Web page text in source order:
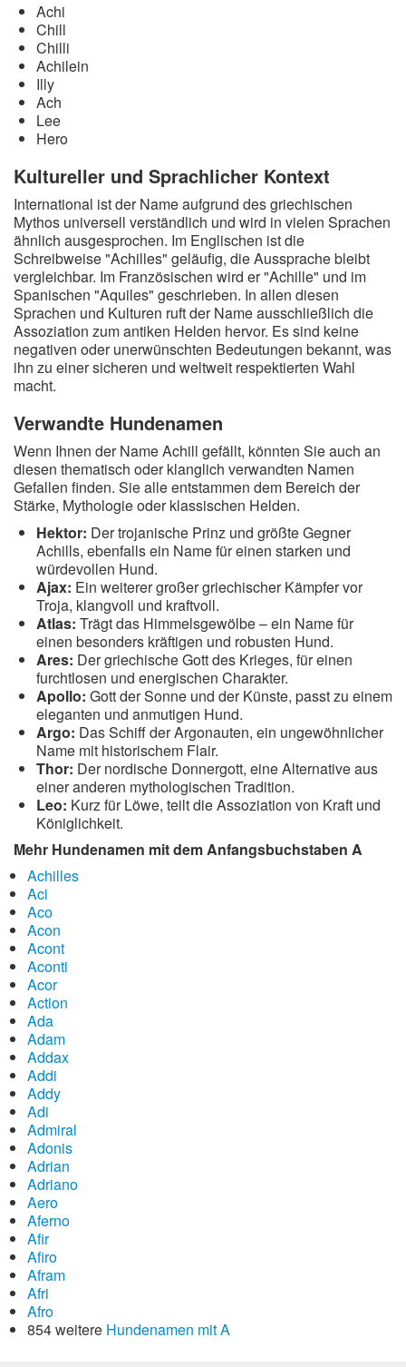
Achi
Chill
Chilli
Achilein
Illy
Ach
Lee
Hero
Kultureller und Sprachlicher Kontext
International ist der Name aufgrund des griechischen
Mythos universell verständlich und wird in vielen Sprachen
ähnlich ausgesprochen. Im Englischen ist die
Schreibweise "Achilles" geläufig, die Aussprache bleibt
vergleichbar. Im Französischen wird er "Achille" und im
Spanischen "Aquiles" geschrieben. In allen diesen
Sprachen und Kulturen ruft der Name ausschließlich die
Assoziation zum antiken Helden hervor. Es sind keine
negativen oder unerwünschten Bedeutungen bekannt, was
ihn zu einer sicheren und weltweit respektierten Wahl
macht.
Verwandte Hundenamen
Wenn Ihnen der Name Achill gefällt, könnten Sie auch an
diesen thematisch oder klanglich verwandten Namen
Gefallen finden. Sie alle entstammen dem Bereich der
Stärke, Mythologie oder klassischen Helden.
Hektor: Der trojanische Prinz und größte Gegner
Achills, ebenfalls ein Name für einen starken und
würdevollen Hund.
Ajax: Ein weiterer großer griechischer Kämpfer vor
Troja, klangvoll und kraftvoll.
Atlas: Trägt das Himmelsgewölbe – ein Name für
einen besonders kräftigen und robusten Hund.
Ares: Der griechische Gott des Krieges, für einen
furchtlosen und energischen Charakter.
Apollo: Gott der Sonne und der Künste, passt zu einem
eleganten und anmutigen Hund.
Argo: Das Schiff der Argonauten, ein ungewöhnlicher
Name mit historischem Flair.
Thor: Der nordische Donnergott, eine Alternative aus
einer anderen mythologischen Tradition.
Leo: Kurz für Löwe, teilt die Assoziation von Kraft und
Königlichkeit.
Mehr Hundenamen mit dem Anfangsbuchstaben A
Achilles
Aci
Aco
Acon
Acont
Aconti
Acor
Action
Ada
Adam
Addax
Addi
Addy
Adi
Admiral
Adonis
Adrian
Adriano
Aero
Aferno
Afir
Afiro
Afram
Afri
Afro
854 weitere Hundenamen mit A